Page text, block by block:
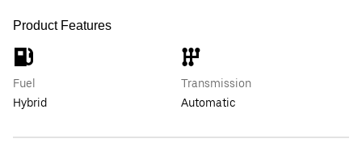
Product Features
Fuel
Hybrid
Transmission
Automatic